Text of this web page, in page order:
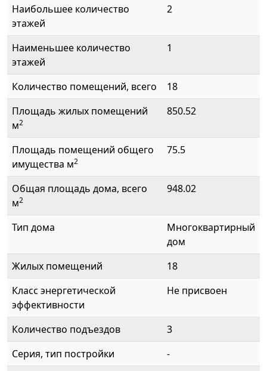
Наибольшее количество
этажей
2
Наименьшее количество
этажей
1
Количество помещений, всего
18
Площадь жилых помещений
м2
850.52
Площадь помещений общего
имущества м2
75.5
Общая площадь дома, всего
м2
948.02
Тип дома
Многоквартирный
дом
Жилых помещений
18
Класс энергетической
эффективности
Не присвоен
Количество подъездов
3
Серия, тип постройки
-